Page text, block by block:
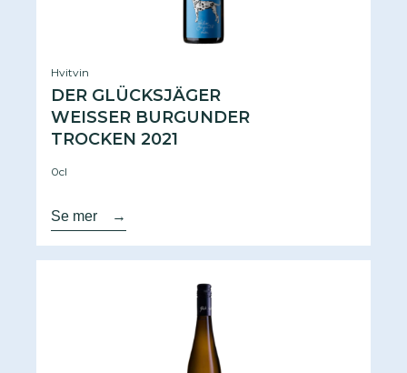
Hvitvin
DER GLÜCKSJÄGER
WEISSER BURGUNDER
TROCKEN 2021
0cl
Se mer →